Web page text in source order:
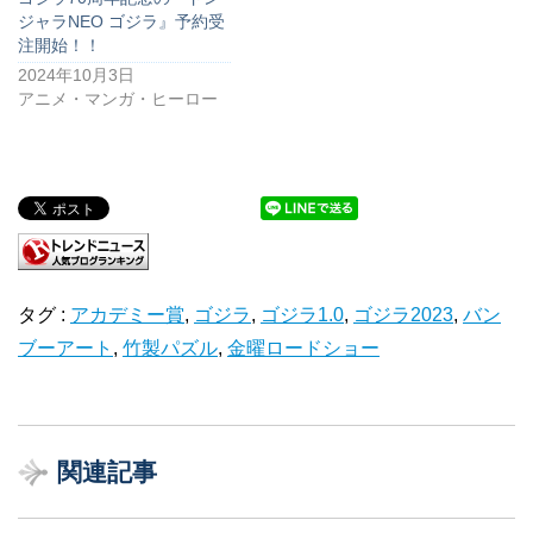
ジャラNEO ゴジラ』予約受
注開始！！
2024年10月3日
アニメ・マンガ・ヒーロー
タグ : アカデミー賞, ゴジラ, ゴジラ1.0, ゴジラ2023, バン
ブーアート , 竹製パズル, 金曜ロードショー
関連記事